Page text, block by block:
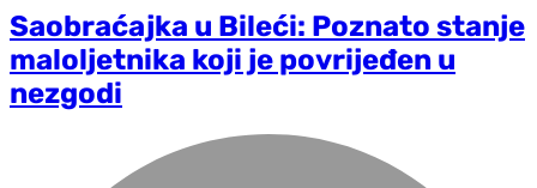
Saobraćajka u Bileći: Poznato stanje
maloljetnika koji je povrijeđen u
nezgodi